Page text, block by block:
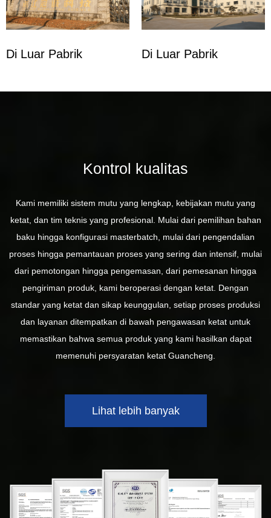
Di Luar Pabrik Di Luar Pabrik
Kontrol kualitas
Kami memiliki sistem mutu yang lengkap, kebijakan mutu yang
ketat, dan tim teknis yang profesional. Mulai dari pemilihan bahan
baku hingga konfigurasi masterbatch, mulai dari pengendalian
proses hingga pemantauan proses yang sering dan intensif, mulai
dari pemotongan hingga pengemasan, dari pemesanan hingga
pengiriman produk, kami beroperasi dengan ketat. Dengan
standar yang ketat dan sikap keunggulan, setiap proses produksi
dan layanan ditempatkan di bawah pengawasan ketat untuk
memastikan bahwa semua produk yang kami hasilkan dapat
memenuhi persyaratan ketat Guancheng.
Lihat lebih banyak